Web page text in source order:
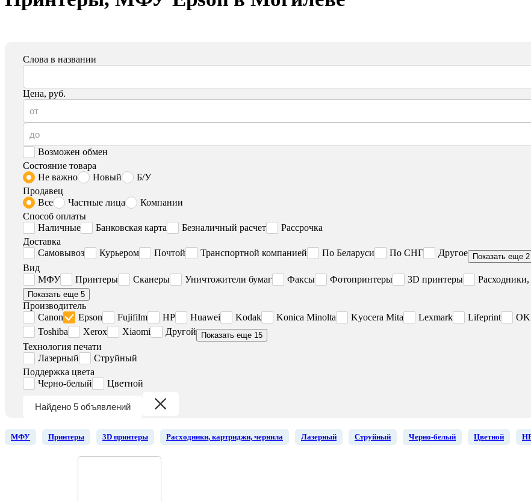
Слова в названии
Цена, руб.
Возможен обмен
Состояние товара
Не важно
Новый
Б/У
Продавец
Все
Частные лица
Компании
Способ оплаты
Наличные
Банковская карта Безналичный расчет
Рассрочка
Доставка
Самовывоз
Курьером Почтой Транспортной компанией По Беларуси По СНГ Другое Показать еще 2
Вид
МФУ
Принтеры Сканеры Уничтожители бумаг Факсы Фотопринтеры 3D принтеры
Показать еще 5
Производитель
Canon
Epson Fujifilm HP Huawei Kodak Konica Minolta Kyocera Mita Lexmark Lifeprint
Toshiba
Xerox Xiaomi Другой Показать еще 15
Технология печати
Лазерный
Струйный
Поддержка цвета
Черно-белый
Цветной
Найдено 5 объявлений
МФУ Принтеры 3D принтеры Расходники, картриджи, чернила Лазерный Струйный Черно-белый Цветной